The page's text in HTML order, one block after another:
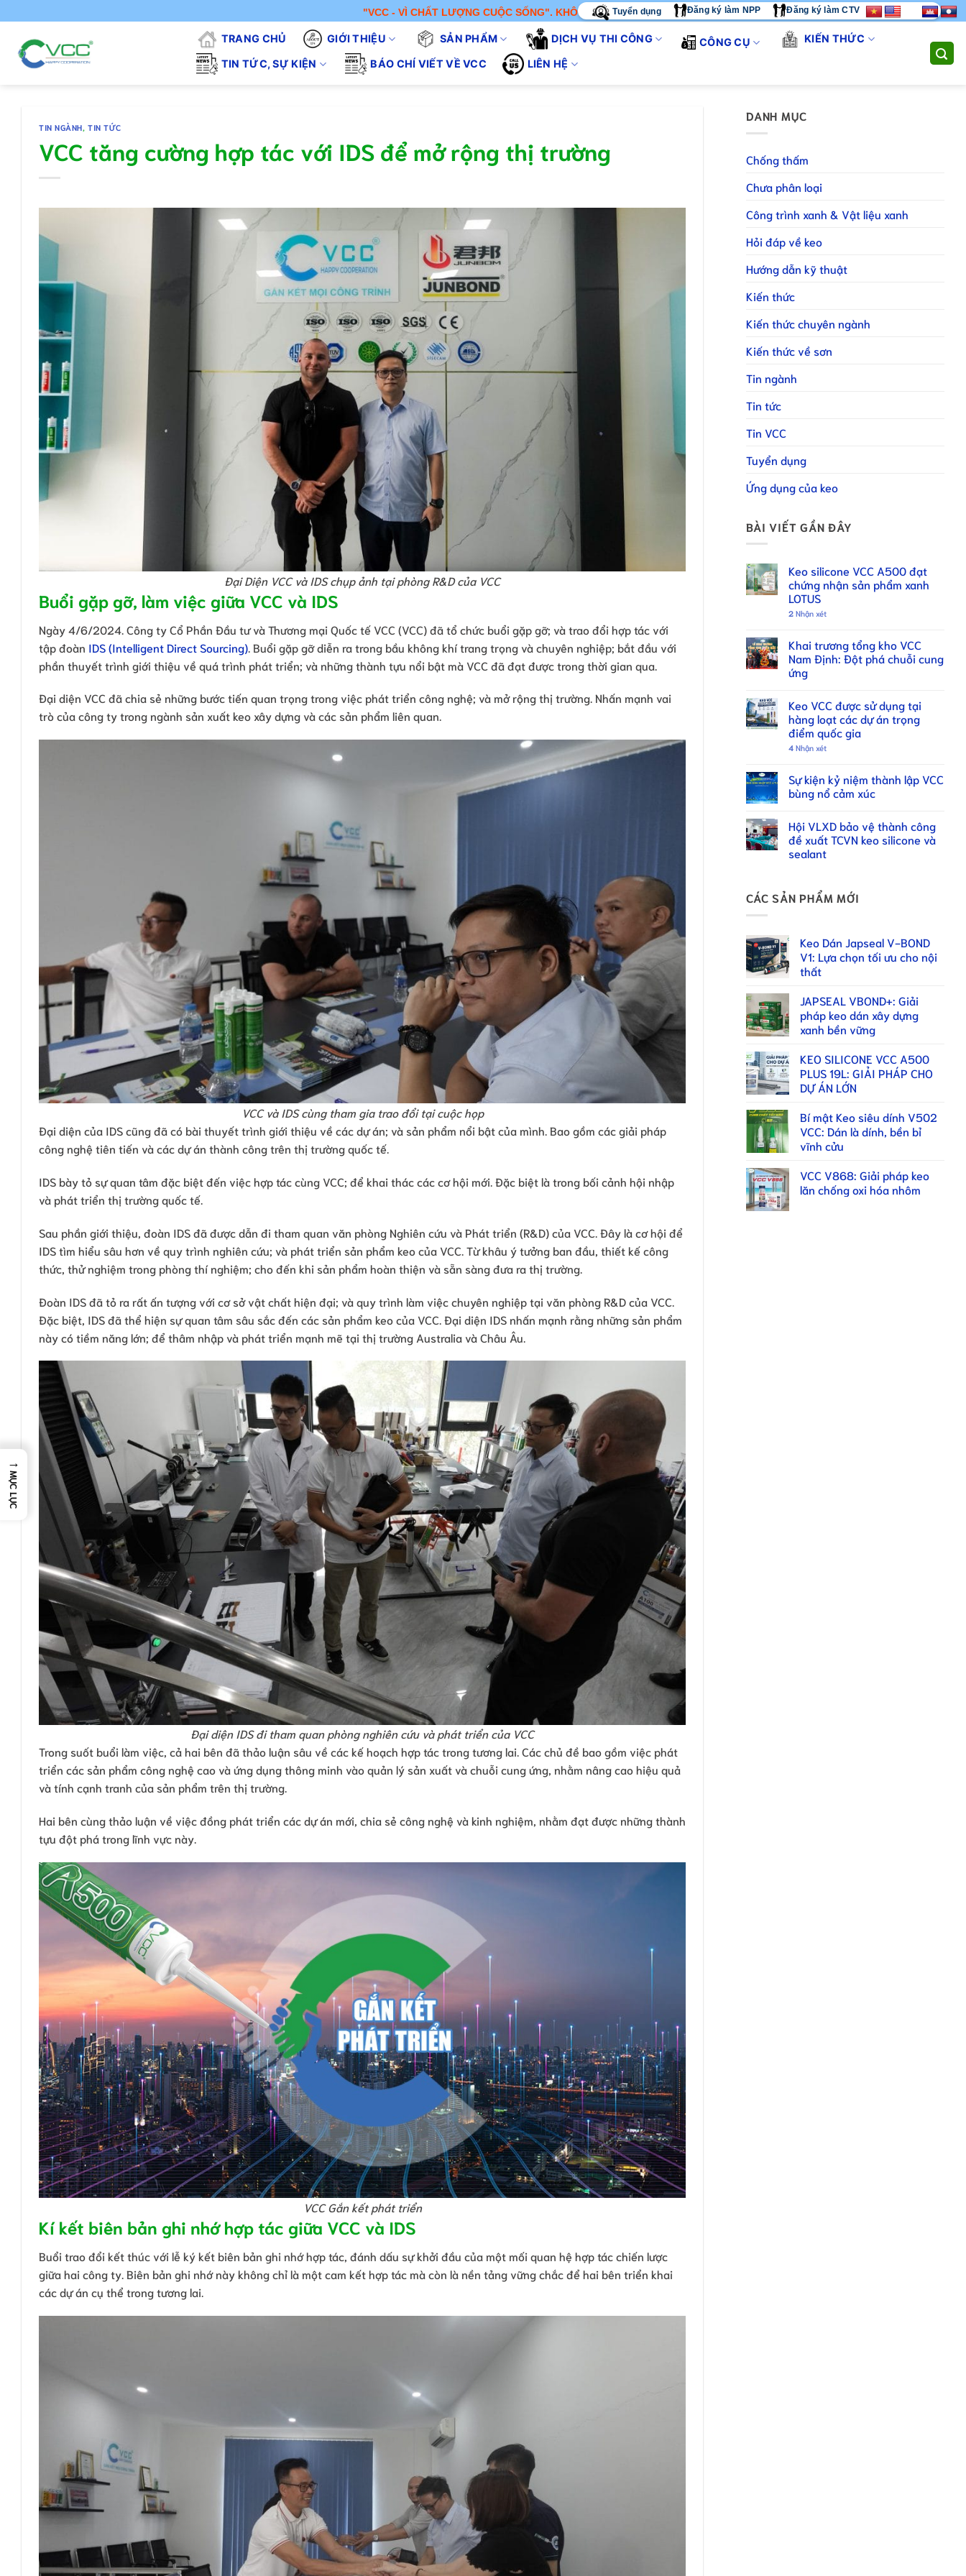
đến
dung
"VCC - VÌ CHẤT LƯỢNG CUỘC SỐNG". KHÔNG CHỈ BÁN SẢN PHẨM - CHÚNG TÔI CUNG CẤP GIẢI PHÁP THI CÔNG TOÀN DIỆN. LIÊN HỆ
Tuyển dụng Đăng ký làm NPP Đăng ký làm CTV
TRANG CHỦ GIỚI THIỆU SẢN PHẨM DỊCH VỤ THI CÔNG CÔNG CỤ KIẾN THỨC
TIN TỨC, SỰ KIỆN BÁO CHÍ VIẾT VỀ VCC LIÊN HỆ
TIN NGÀNH,TIN TỨC
VCC tăng cường hợp tác với IDS để mở rộng thị trường
Đại Diện VCC và IDS chụp ảnh tại phòng R&D của VCC
Buổi gặp gỡ, làm việc giữa VCC và IDS
Ngày 4/6/2024. Công ty Cổ Phần Đầu tư và Thương mại Quốc tế VCC (VCC) đã tổ chức buổi gặp gỡ; và trao đổi hợp tác với
tập đoàn IDS (Intelligent Direct Sourcing) . Buổi gặp gỡ diễn ra trong bầu không khí trang trọng và chuyên nghiệp; bắt đầu với
phần thuyết trình giới thiệu về quá trình phát triển; và những thành tựu nổi bật mà VCC đã đạt được trong thời gian qua.
Đại diện VCC đã chia sẻ những bước tiến quan trọng trong việc phát triển công nghệ; và mở rộng thị trường. Nhấn mạnh vai
trò của công ty trong ngành sản xuất keo xây dựng và các sản phẩm liên quan.
VCC và IDS cùng tham gia trao đổi tại cuộc họp
Đại diện của IDS cũng đã có bài thuyết trình giới thiệu về các dự án; và sản phẩm nổi bật của mình. Bao gồm các giải pháp
công nghệ tiên tiến và các dự án thành công trên thị trường quốc tế.
IDS bày tỏ sự quan tâm đặc biệt đến việc hợp tác cùng VCC; để khai thác các cơ hội mới. Đặc biệt là trong bối cảnh hội nhập
và phát triển thị trường quốc tế.
Sau phần giới thiệu, đoàn IDS đã được dẫn đi tham quan văn phòng Nghiên cứu và Phát triển (R&D) của VCC. Đây là cơ hội để
IDS tìm hiểu sâu hơn về quy trình nghiên cứu; và phát triển sản phẩm keo của VCC. Từ khâu ý tưởng ban đầu, thiết kế công
thức, thử nghiệm trong phòng thí nghiệm; cho đến khi sản phẩm hoàn thiện và sẵn sàng đưa ra thị trường.
Đoàn IDS đã tỏ ra rất ấn tượng với cơ sở vật chất hiện đại; và quy trình làm việc chuyên nghiệp tại văn phòng R&D của VCC.
Đặc biệt, IDS đã thể hiện sự quan tâm sâu sắc đến các sản phẩm keo của VCC. Đại diện IDS nhấn mạnh rằng những sản phẩm
này có tiềm năng lớn; để thâm nhập và phát triển mạnh mẽ tại thị trường Australia và Châu Âu.
Đại diện IDS đi tham quan phòng nghiên cứu và phát triển của VCC
Trong suốt buổi làm việc, cả hai bên đã thảo luận sâu về các kế hoạch hợp tác trong tương lai. Các chủ đề bao gồm việc phát
triển các sản phẩm công nghệ cao và ứng dụng thông minh vào quản lý sản xuất và chuỗi cung ứng, nhằm nâng cao hiệu quả
và tính cạnh tranh của sản phẩm trên thị trường.
Hai bên cùng thảo luận về việc đồng phát triển các dự án mới, chia sẻ công nghệ và kinh nghiệm, nhằm đạt được những thành
tựu đột phá trong lĩnh vực này.
VCC Gắn kết phát triển
Kí kết biên bản ghi nhớ hợp tác giữa VCC và IDS
Buổi trao đổi kết thúc với lễ ký kết biên bản ghi nhớ hợp tác, đánh dấu sự khởi đầu của một mối quan hệ hợp tác chiến lược
giữa hai công ty. Biên bản ghi nhớ này không chỉ là một cam kết hợp tác mà còn là nền tảng vững chắc để hai bên triển khai
các dự án cụ thể trong tương lai.
DANH MỤC
Chống thấm
Chưa phân loại
Công trình xanh & Vật liệu xanh
Hỏi đáp về keo
Hướng dẫn kỹ thuật
Kiến thức
Kiến thức chuyên ngành
Kiến thức về sơn
Tin ngành
Tin tức
Tin VCC
Tuyển dụng
Ứng dụng của keo
BÀI VIẾT GẦN ĐÂY
Keo silicone VCC A500 đạt
chứng nhận sản phẩm xanh
LOTUS
2 Nhận xét
Khai trương tổng kho VCC
Nam Định: Đột phá chuỗi cung
ứng
Keo VCC được sử dụng tại
hàng loạt các dự án trọng
điểm quốc gia
4 Nhận xét
Sự kiện kỷ niệm thành lập VCC
bùng nổ cảm xúc
Hội VLXD bảo vệ thành công
đề xuất TCVN keo silicone và
sealant
CÁC SẢN PHẨM MỚI
Keo Dán Japseal V-BOND
V1: Lựa chọn tối ưu cho nội
thất
JAPSEAL VBOND+: Giải
pháp keo dán xây dựng
xanh bền vững
KEO SILICONE VCC A500
PLUS 19L: GIẢI PHÁP CHO
DỰ ÁN LỚN
Bí mật Keo siêu dính V502
VCC: Dán là dính, bền bỉ
vĩnh cửu
VCC V868: Giải pháp keo
lăn chống oxi hóa nhôm
→
MỤC LỤC